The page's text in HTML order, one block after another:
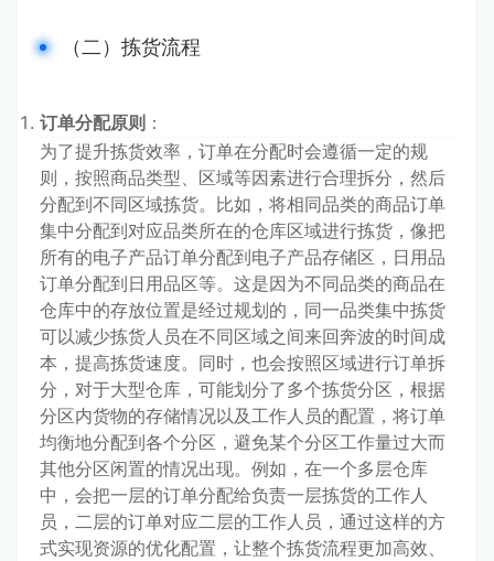
（二）拣货流程
订单分配原则 ：
为了提升拣货效率，订单在分配时会遵循一定的规
则，按照商品类型、区域等因素进行合理拆分，然后
分配到不同区域拣货。比如，将相同品类的商品订单
集中分配到对应品类所在的仓库区域进行拣货，像把
所有的电子产品订单分配到电子产品存储区，日用品
订单分配到日用品区等。这是因为不同品类的商品在
仓库中的存放位置是经过规划的，同一品类集中拣货
可以减少拣货人员在不同区域之间来回奔波的时间成
本，提高拣货速度。同时，也会按照区域进行订单拆
分，对于大型仓库，可能划分了多个拣货分区，根据
分区内货物的存储情况以及工作人员的配置，将订单
均衡地分配到各个分区，避免某个分区工作量过大而
其他分区闲置的情况出现。例如，在一个多层仓库
中，会把一层的订单分配给负责一层拣货的工作人
员，二层的订单对应二层的工作人员，通过这样的方
式实现资源的优化配置，让整个拣货流程更加高效、